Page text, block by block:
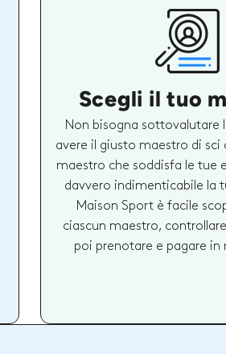
Scegli il tuo
Non bisogna sottovalutare
avere il giusto maestro di sci
maestro che soddisfa le tue
davvero indimenticabile la
Maison Sport è facile
ciascun maestro,
poi prenotare e pagare in